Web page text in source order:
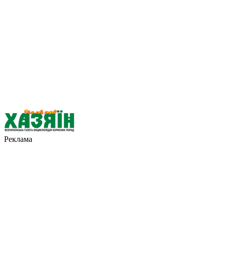
Реклама